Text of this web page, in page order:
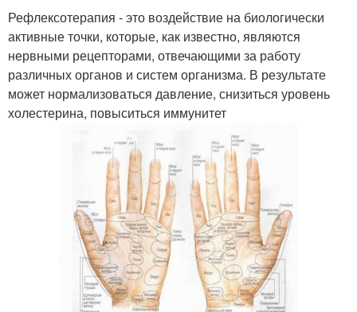
Рефлексотерапия - это воздействие на биологически
активные точки, которые, как известно, являются
нервными рецепторами, отвечающими за работу
различных органов и систем организма. В результате
может нормализоваться давление, снизиться уровень
холестерина, повыситься иммунитет